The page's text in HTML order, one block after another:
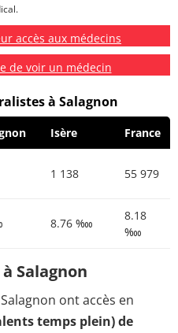
accès aux médecins
de voir un médecin
à Salagnon
Isère France
1 138 55 979
8.76 ‱
8.18
‱
Salagnon
ont accès en
temps plein) de